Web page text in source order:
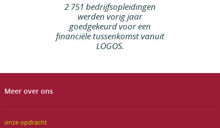
2 751 bedrijfsopleidingen
werden vorig jaar
goedgekeurd voor een
financiële tussenkomst vanuit
LOGOS.
Meer over ons
onze opdracht